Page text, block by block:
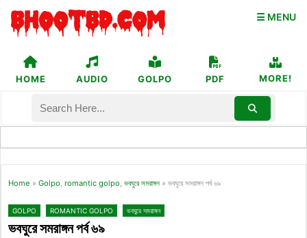
☰ MENU
HOME AUDIO GOLPO PDF MORE!
Home » Golpo, romantic golpo, ভবঘুরে সমরাঙ্গন » ভবঘুরে সমরাঙ্গন পর্ব ৬৯
GOLPO ROMANTIC GOLPO ভবঘুরে সমরাঙ্গন
ভবঘুরে সমরাঙ্গন পর্ব ৬৯